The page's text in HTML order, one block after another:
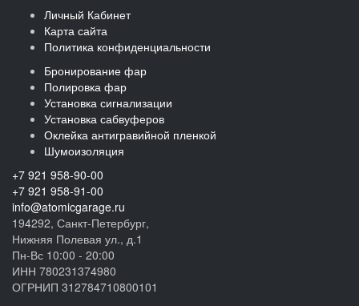
Личный Кабинет
Карта сайта
Политика конфиденциальности
Бронирование фар
Полировка фар
Установка сигнализации
Установка сабвуферов
Оклейка антигравийной пленкой
Шумоизоляция
+7 921 958-90-00
+7 921 958-91-00
info@atomicgarage.ru
194292, Санкт-Петербург,
Нижняя Полевая ул., д.1
Пн-Вс 10:00 - 20:00
ИНН 780231374980
ОГРНИП 312784710800101